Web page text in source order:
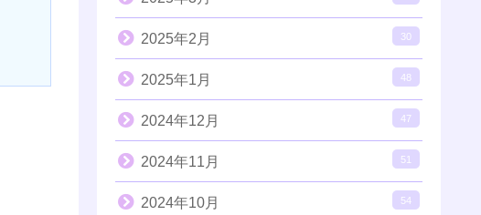
2025年2月 30
2025年1月 48
2024年12月 47
2024年11月 51
2024年10月 54